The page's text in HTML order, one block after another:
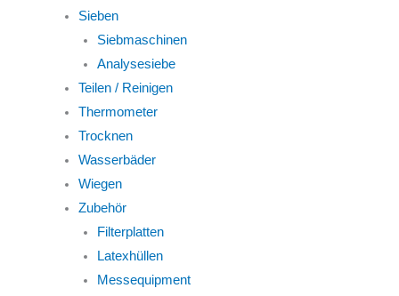
Sieben
Siebmaschinen
Analysesiebe
Teilen / Reinigen
Thermometer
Trocknen
Wasserbäder
Wiegen
Zubehör
Filterplatten
Latexhüllen
Messequipment